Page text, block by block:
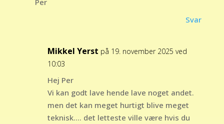
Per
Svar
Mikkel Yerst på 19. november 2025 ved
10:03
Hej Per
Vi kan godt lave hende lave noget andet.
men det kan meget hurtigt blive meget
teknisk…. det letteste ville være hvis du